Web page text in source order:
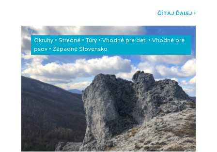
ČÍTAJ ĎALEJ
Okruhy • Stredné • Túry • Vhodné pre deti • Vhodné pre
psov • Západné Slovensko